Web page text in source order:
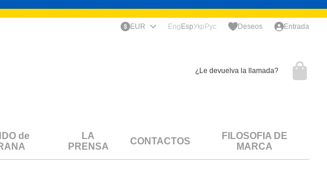
EUR Eng EspУкр Рус Deseos Entrada
¿Le devuelva la llamada?
de
LA
PRENSA
CONTACTOS
FILOSOFIA DE
MARCA